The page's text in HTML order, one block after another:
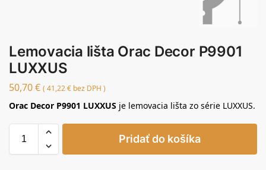
Lemovacia lišta Orac Decor P9901
LUXXUS
50,70€ ( 41,22€ bez DPH )
Orac Decor P9901 LUXXUS je lemovacia lišta zo série LUXXUS.
Pridať do košíka